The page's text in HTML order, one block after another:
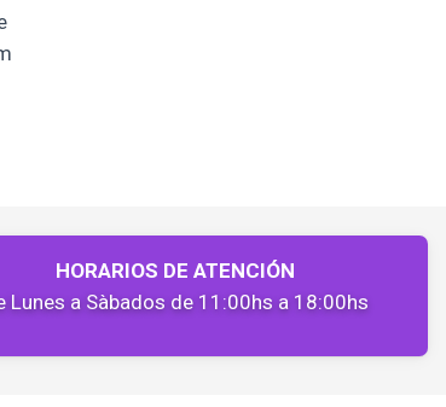
HORARIOS DE ATENCIÓN
Lunes a Sàbados de 11:00hs a 18:00hs